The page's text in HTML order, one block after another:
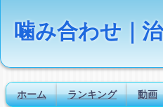
ホーム ランキング 動画